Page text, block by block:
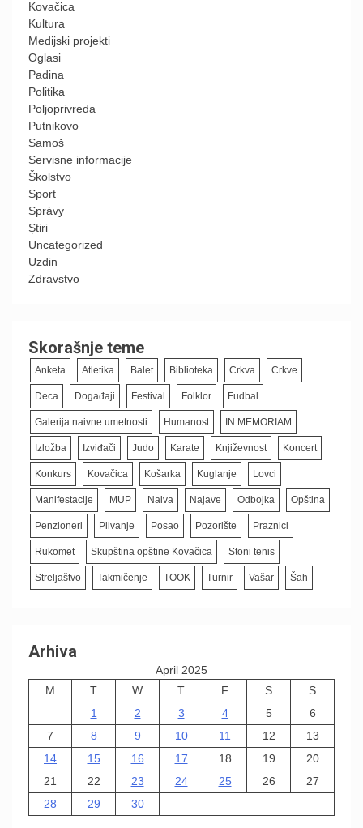
Kovačica
Kultura
Medijski projekti
Oglasi
Padina
Politika
Poljoprivreda
Putnikovo
Samoš
Servisne informacije
Školstvo
Sport
Správy
Știri
Uncategorized
Uzdin
Zdravstvo
Skorašnje teme
Anketa Atletika Balet Biblioteka Crkva Crkve
Deca Događaji Festival Folklor Fudbal
Galerija naivne umetnosti Humanost IN MEMORIAM
Izložba Izviđači Judo Karate Književnost Koncert
Konkurs Kovačica Košarka Kuglanje Lovci
Manifestacije MUP Naiva Najave Odbojka Opština
Penzioneri Plivanje Posao Pozorište Praznici
Rukomet Skupština opštine Kovačica Stoni tenis
Streljaštvo Takmičenje TOOK Turnir Vašar Šah
Arhiva
April 2025
M
T W T F S
S
1
2 3 4 5
6
7
8 9 10 11 12
13
14
15 16 17 18 19
20
21
22 23 24 25 26
27
28
29 30